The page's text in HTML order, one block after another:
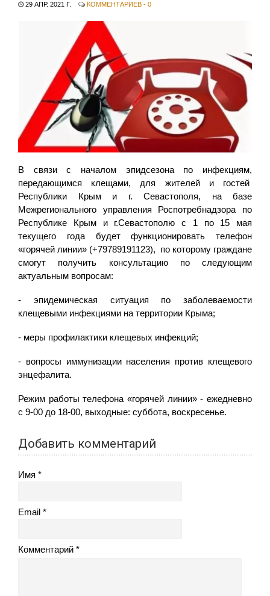
29 АПР. 2021 Г. КОММЕНТАРИЕВ - 0
В связи с началом эпидсезона по инфекциям,
передающимся клещами, для жителей и гостей
Республики Крым и г. Севастополя, на базе
Межрегионального управления Роспотребнадзора по
Республике Крым и г.Севастополю с 1 по 15 мая
текущего года будет функционировать телефон
«горячей линии» (+79789191123), по которому граждане
смогут получить консультацию по следующим
актуальным вопросам:
- эпидемическая ситуация по заболеваемости
клещевыми инфекциями на территории Крыма;
- меры профилактики клещевых инфекций;
- вопросы иммунизации населения против клещевого
энцефалита.
Режим работы телефона «горячей линии» - ежедневно
с 9-00 до 18-00, выходные: суббота, воскресенье.
Добавить комментарий
Имя
Email
Комментарий